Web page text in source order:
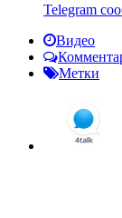
Telegram
Видео
Метки